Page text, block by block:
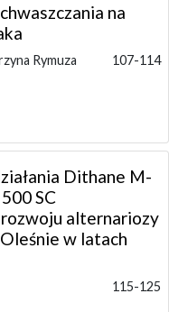
na
Rymuza 107-114
Dithane M-
SC
alternariozy
w latach
115-125